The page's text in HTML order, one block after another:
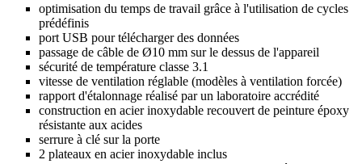
optimisation du temps de travail grâce à l'utilisation de cycles
prédéfinis
port USB pour télécharger des données
passage de câble de Ø10 mm sur le dessus de l'appareil
sécurité de température classe 3.1
vitesse de ventilation réglable (modèles à ventilation forcée)
rapport d'étalonnage réalisé par un laboratoire accrédité
construction en acier inoxydable recouvert de peinture époxy
résistante aux acides
serrure à clé sur la porte
2 plateaux en acier inoxydable inclus